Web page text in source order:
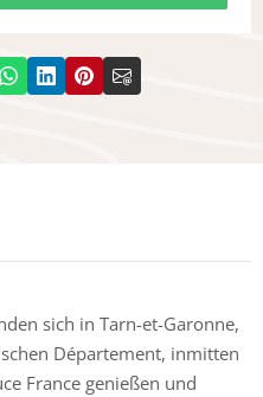
sich in Tarn-et-Garonne,
Département, inmitten
France genießen und